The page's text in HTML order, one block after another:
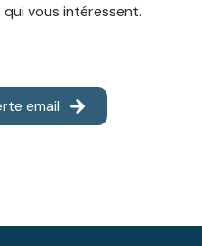
vous intéressent.
email